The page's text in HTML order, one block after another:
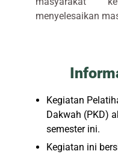
menyelesaikan
Kegiatan
Dakwah (PKD)
semester ini.
Kegiatan ini